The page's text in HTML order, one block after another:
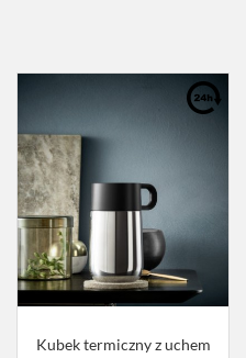
Kubek termiczny z uchem